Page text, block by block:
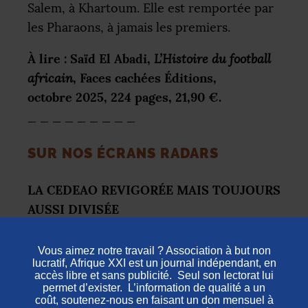
Salem, à Khartoum. Elle est remportée par
les Pharaons, à jamais les premiers.
À lire : Saïd El Abadi, L’Histoire du football
africain, Faces cachées Éditions,
octobre 2025, 224 pages, 21,90 €.
SUR NOS ÉCRANS RADARS
LA CEDEAO REVIGORÉE MAIS TOUJOURS
AUSSI DIVISÉE
SOUTENEZ AFRIQUE XXI
AFRIQUE XXI EST UN MÉDIAGRATUIT ET SANS PUBLICITÉ
VOUS POUVEZNOUS SOUTENIR EN FAISANTUN DONDÉFISCALISÉ